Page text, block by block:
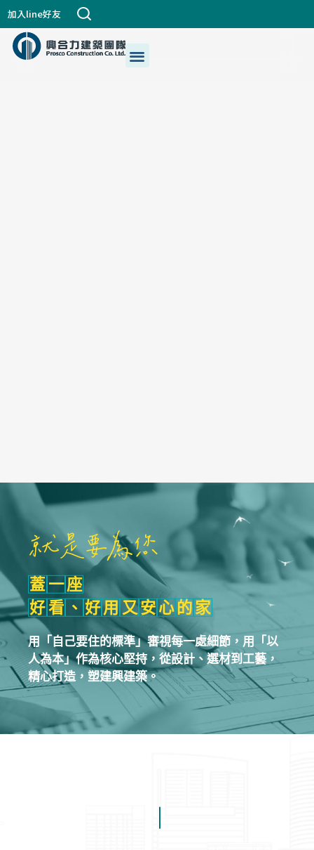
加入line好友
選
單
就是要為您
蓋一座
好看 、 好用 又安心 的家
用「自己要住的標準」審視每一處細節，用「以
人為本」作為核心堅持，從設計、選材到工藝，
精心打造，塑建興建築。